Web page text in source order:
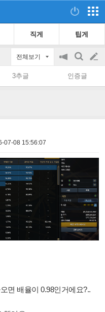
직게 팁게
전체보기
공
on/off
검
색
글
쓰
3추글 인증글
07-08 15:56:07
면 배율이 0.98인거에요?..